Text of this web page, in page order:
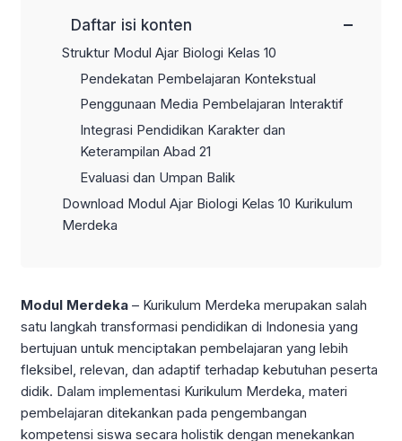
Daftar isi konten −
Struktur Modul Ajar Biologi Kelas 10
Pendekatan Pembelajaran Kontekstual
Penggunaan Media Pembelajaran Interaktif
Integrasi Pendidikan Karakter dan
Keterampilan Abad 21
Evaluasi dan Umpan Balik
Download Modul Ajar Biologi Kelas 10 Kurikulum
Merdeka
Modul Merdeka – Kurikulum Merdeka merupakan salah
satu langkah transformasi pendidikan di Indonesia yang
bertujuan untuk menciptakan pembelajaran yang lebih
fleksibel, relevan, dan adaptif terhadap kebutuhan peserta
didik. Dalam implementasi Kurikulum Merdeka, materi
pembelajaran ditekankan pada pengembangan
kompetensi siswa secara holistik dengan menekankan